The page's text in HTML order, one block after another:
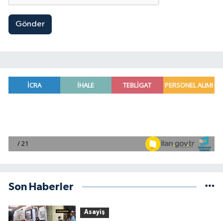
Gönder
Son Haberler
Asayiş